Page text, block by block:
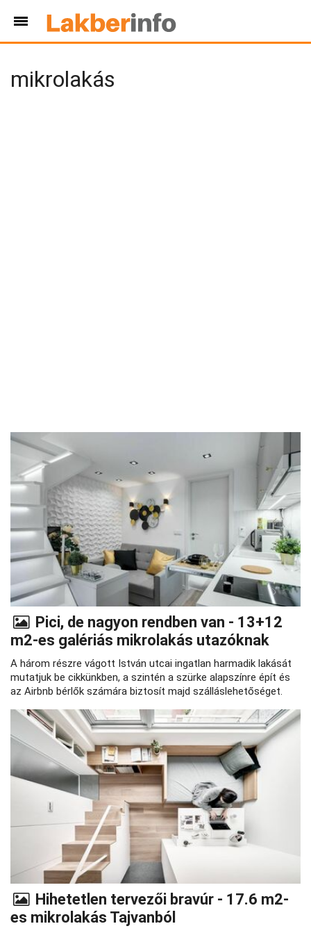
mikrolakás
Pici, de nagyon rendben van - 13+12
m2-es galériás mikrolakás utazóknak
A három részre vágott István utcai ingatlan harmadik lakását
mutatjuk be cikkünkben, a szintén a szürke alapszínre épít és
az Airbnb bérlők számára biztosít majd szálláslehetőséget.
Hihetetlen tervezői bravúr - 17.6 m2-
es mikrolakás Tajvanból